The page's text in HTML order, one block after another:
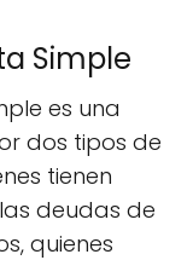
Simple
es una
dos tipos de
tienen
deudas de
quienes